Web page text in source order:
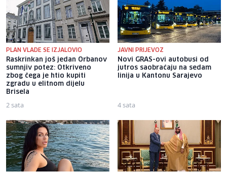
PLAN VLADE SE IZJALOVIO
Raskrinkan još jedan Orbanov
sumnjiv potez: Otkriveno
zbog čega je htio kupiti
zgradu u elitnom dijelu
Brisela
2 sata
JAVNI PRIJEVOZ
Novi GRAS-ovi autobusi od
jutros saobraćaju na sedam
linija u Kantonu Sarajevo
4 sata